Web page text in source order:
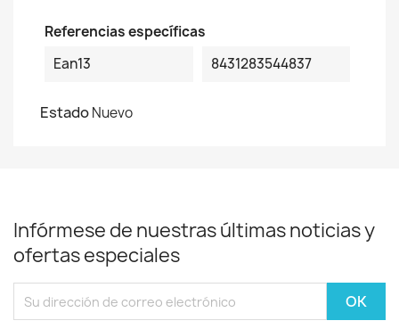
Referencias específicas
Ean13
8431283544837
EstadoNuevo
Infórmese de nuestras últimas noticias y
ofertas especiales